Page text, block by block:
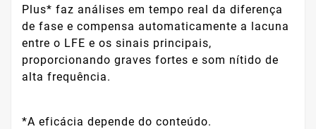
Plus* faz análises em tempo real da diferença
de fase e compensa automaticamente a lacuna
entre o LFE e os sinais principais,
proporcionando graves fortes e som nítido de
alta frequência.
*A eficácia depende do conteúdo.